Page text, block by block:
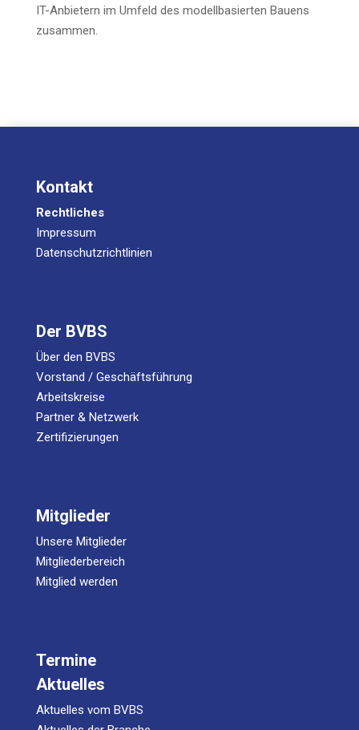
IT-Anbie­tern im Umfeld des modell­ba­sier­ten Bau­ens
zusammen.
Kontakt
Rechtliches
Impressum
Datenschutzrichtlinien
Der BVBS
Über den BVBS
Vorstand / Geschäftsführung
Arbeitskreise
Partner & Netzwerk
Zertifizierungen
Mitglieder
Unsere Mitglieder
Mitgliederbereich
Mitglied werden
Termine
Aktuelles
Aktuelles vom BVBS